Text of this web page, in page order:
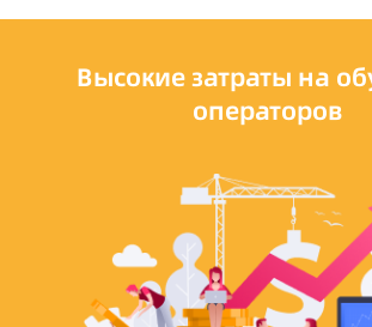
Высокие затраты на
операторов